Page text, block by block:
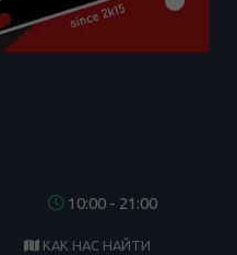
10:00 - 21:00
КАК НАС НАЙТИ